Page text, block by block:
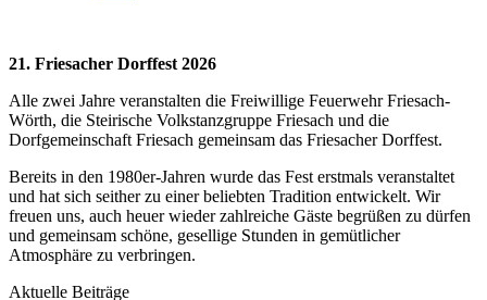
21. Friesacher Dorffest 2026
Alle zwei Jahre veranstalten die Freiwillige Feuerwehr Friesach-
Wörth, die Steirische Volkstanzgruppe Friesach und die
Dorfgemeinschaft Friesach gemeinsam das Friesacher Dorffest.
Bereits in den 1980er-Jahren wurde das Fest erstmals veranstaltet
und hat sich seither zu einer beliebten Tradition entwickelt. Wir
freuen uns, auch heuer wieder zahlreiche Gäste begrüßen zu dürfen
und gemeinsam schöne, gesellige Stunden in gemütlicher
Atmosphäre zu verbringen.
Aktuelle Beiträge